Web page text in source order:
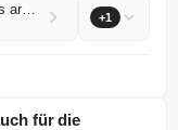
The diagnosis is in: Mobile health apps are bad for your privacy +1
für die